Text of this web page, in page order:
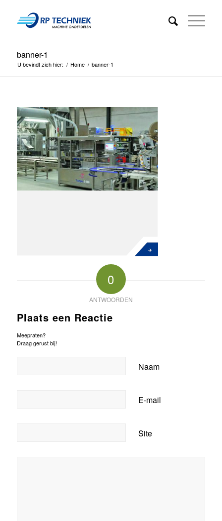
banner-1
U bevindt zich hier: / Home / banner-1
0
ANTWOORDEN
Plaats een Reactie
Meepraten?
Draag gerust bij!
Naam
E-mail
Site